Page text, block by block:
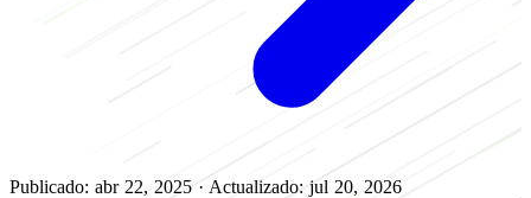
Publicado: abr 22, 2025 · Actualizado: jul 20, 2026